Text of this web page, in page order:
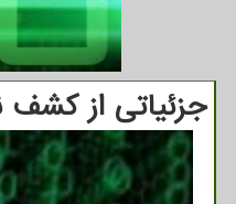
جزئیاتی از